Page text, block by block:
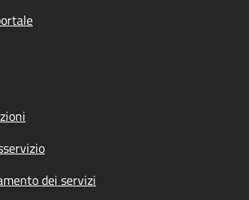
dei servizi